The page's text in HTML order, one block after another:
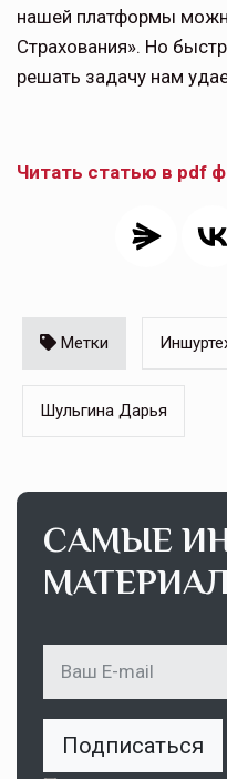
нашей платформы
Cтрахования». Но
решать задачу нам
Читать статью в pdf
Метки
Шульгина Дарья
САМЫЕ
Подписаться